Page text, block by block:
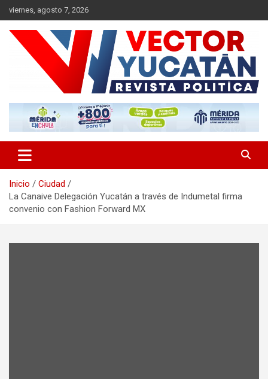
Saltar
al
contenido
viernes, agosto 7, 2026
Vector Yucatán
Inicio
Ciudad
La Canaive Delegación Yucatán a través de Indumetal firma
convenio con Fashion Forward MX